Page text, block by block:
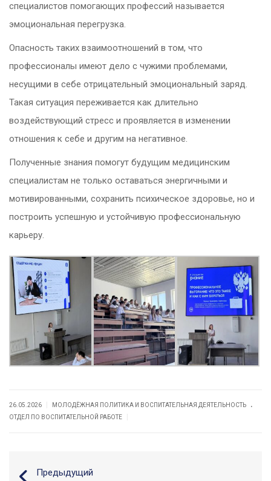
специалистов помогающих профессий называется
эмоциональная перегрузка.
Опасность таких взаимоотношений в том, что
профессионалы имеют дело с чужими проблемами,
несущими в себе отрицательный эмоциональный заряд.
Такая ситуация переживается как длительно
воздействующий стресс и проявляется в изменении
отношения к себе и другим на негативное.
Полученные знания помогут будущим медицинским
специалистам не только оставаться энергичными и
мотивированными, сохранить психическое здоровье, но и
построить успешную и устойчивую профессиональную
карьеру.
26.05.2026 МОЛОДЁЖНАЯ ПОЛИТИКА И ВОСПИТАТЕЛЬНАЯ ДЕЯТЕЛЬНОСТЬ .
ОТДЕЛ ПО ВОСПИТАТЕЛЬНОЙ РАБОТЕ
Предыдущий